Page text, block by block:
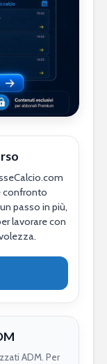
confronto
passo in più,
lavorare con
ADM. Per